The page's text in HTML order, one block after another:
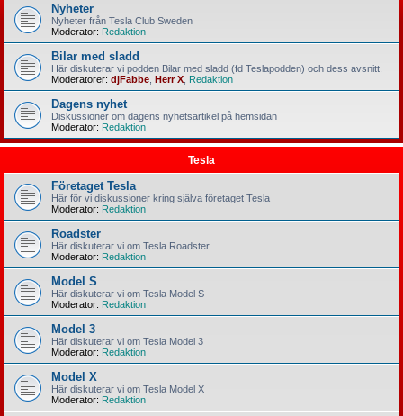
Nyheter
Nyheter från Tesla Club Sweden
Moderator: Redaktion
Bilar med sladd
Här diskuterar vi podden Bilar med sladd (fd Teslapodden) och dess avsnitt.
Moderatorer: djFabbe Herr X Redaktion
Dagens nyhet
Diskussioner om dagens nyhetsartikel på hemsidan
Moderator: Redaktion
Tesla
Företaget Tesla
Här för vi diskussioner kring själva företaget Tesla
Moderator: Redaktion
Roadster
Här diskuterar vi om Tesla Roadster
Moderator: Redaktion
Model S
Här diskuterar vi om Tesla Model S
Moderator: Redaktion
Model 3
Här diskuterar vi om Tesla Model 3
Moderator: Redaktion
Model X
Här diskuterar vi om Tesla Model X
Moderator: Redaktion